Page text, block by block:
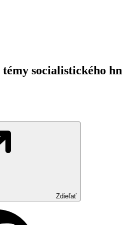
témy socialistického
Zdieľať